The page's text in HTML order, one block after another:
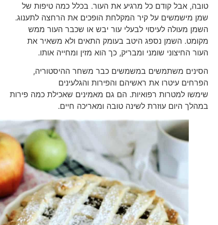
טובה, אבל קודם כל מרגיע את העור. בכלל כמה טיפות של
שמן מישמשים על קיר המקלחת הופכים את הרחצה לתענוג.
השמן מעולה לעיסוי לבעלי עור יבש או שכבר העור ממש
מקומט. השמן נספג היטב בעומק התאים ולא משאיר את
העור החיצוני שומני ומבריק, כך הוא מזין ומחייה אותו.
הסינים משתמשים במשמשים כבר משחר ההיסטוריה,
הפרחים עיטרו את ראשיהם והפירות והגלעינים
שימשו למטרות רפואיות. הם גם מאמינים שאכילת כמה פירות
במהלך היום עוזרת לשינה טובה ומאריכה חיים.